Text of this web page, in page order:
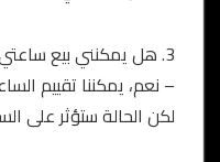
3. هل يمكنني بيع ساعتي إذا كانت تحتاج إلى صيانة؟
– نعم، يمكننا تقييم
لكن الحالة ستؤثر على